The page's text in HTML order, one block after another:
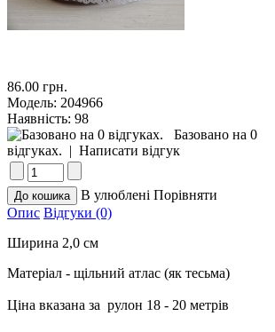
86.00 грн.
Модель: 204966
Наявність: 98
Базовано на 0
відгуках. | Написати відгук
В улюблені Порівняти
Опис Відгуки (0)
Ширина 2,0 см
Матеріал - щільний атлас (як тесьма)
Ціна вказана за рулон 18 - 20 метрів